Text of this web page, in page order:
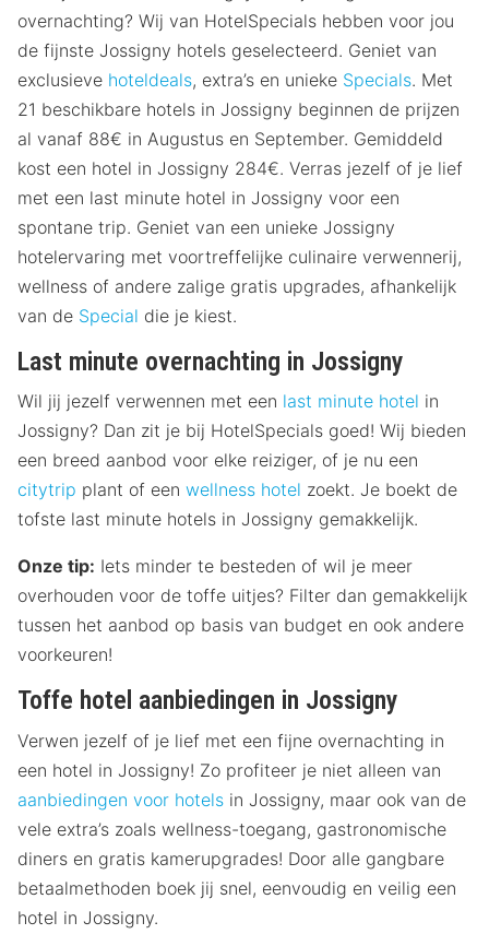
overnachting? Wij van HotelSpecials hebben voor jou
de fijnste Jossigny hotels geselecteerd. Geniet van
exclusieve hoteldeals, extra’s en unieke Specials. Met
21 beschikbare hotels in Jossigny beginnen de prijzen
al vanaf 88€ in Augustus en September. Gemiddeld
kost een hotel in Jossigny 284€. Verras jezelf of je lief
met een last minute hotel in Jossigny voor een
spontane trip. Geniet van een unieke Jossigny
hotelervaring met voortreffelijke culinaire verwennerij,
wellness of andere zalige gratis upgrades, afhankelijk
van de Special die je kiest.
Last minute overnachting in Jossigny
Wil jij jezelf verwennen met een last minute hotel in
Jossigny? Dan zit je bij HotelSpecials goed! Wij bieden
een breed aanbod voor elke reiziger, of je nu een
citytrip plant of een wellness hotel zoekt. Je boekt de
tofste last minute hotels in Jossigny gemakkelijk.
Onze tip: Iets minder te besteden of wil je meer
overhouden voor de toffe uitjes? Filter dan gemakkelijk
tussen het aanbod op basis van budget en ook andere
voorkeuren!
Toffe hotel aanbiedingen in Jossigny
Verwen jezelf of je lief met een fijne overnachting in
een hotel in Jossigny! Zo profiteer je niet alleen van
aanbiedingen voor hotels in Jossigny, maar ook van de
vele extra’s zoals wellness-toegang, gastronomische
diners en gratis kamerupgrades! Door alle gangbare
betaalmethoden boek jij snel, eenvoudig en veilig een
hotel in Jossigny.